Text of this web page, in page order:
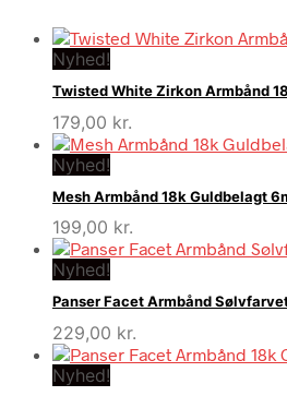
Nyhed!
Twisted White Zirkon Armbånd
179,00 kr.
Nyhed!
Mesh Armbånd 18k Guldbelagt
199,00 kr.
Nyhed!
Panser Facet Armbånd
229,00 kr.
Nyhed!